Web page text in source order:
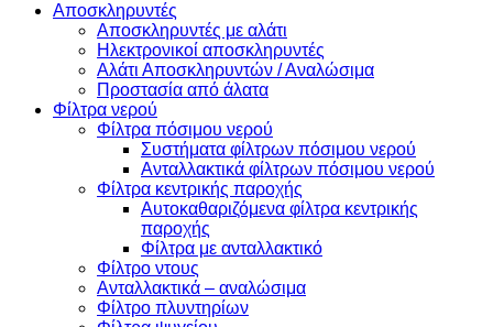
Αποσκληρυντές
Αποσκληρυντές με αλάτι
Ηλεκτρονικοί αποσκληρυντές
Αλάτι Αποσκληρυντών / Αναλώσιμα
Προστασία από άλατα
Φίλτρα νερού
Φίλτρα πόσιμου νερού
Συστήματα φίλτρων πόσιμου νερού
Ανταλλακτικά φίλτρων πόσιμου νερού
Φίλτρα κεντρικής παροχής
Αυτοκαθαριζόμενα φίλτρα κεντρικής
παροχής
Φίλτρα με ανταλλακτικό
Φίλτρο ντους
Ανταλλακτικά – αναλώσιμα
Φίλτρο πλυντηρίων